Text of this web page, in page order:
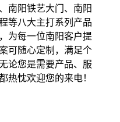
南阳铁艺大门、南阳
等八大主打系列产品
为每一位南阳客户提
可随心定制，满足个
论您是需要产品、服
热忱欢迎您的来电！